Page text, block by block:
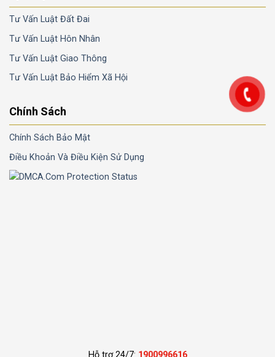
Tư Vấn Luật Đất Đai
Tư Vấn Luật Hôn Nhân
Tư Vấn Luật Giao Thông
Tư Vấn Luật Bảo Hiểm Xã Hội
Chính Sách
Chính Sách Bảo Mật
Điều Khoản Và Điều Kiện Sử Dụng
Hỗ trợ 24/7: 1900996616